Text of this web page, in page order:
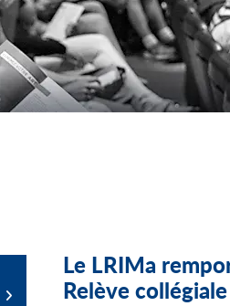
Le LRIMa
Relève collégiale